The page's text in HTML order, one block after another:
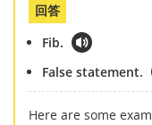
回答
Fib.
False statement.
Here are some